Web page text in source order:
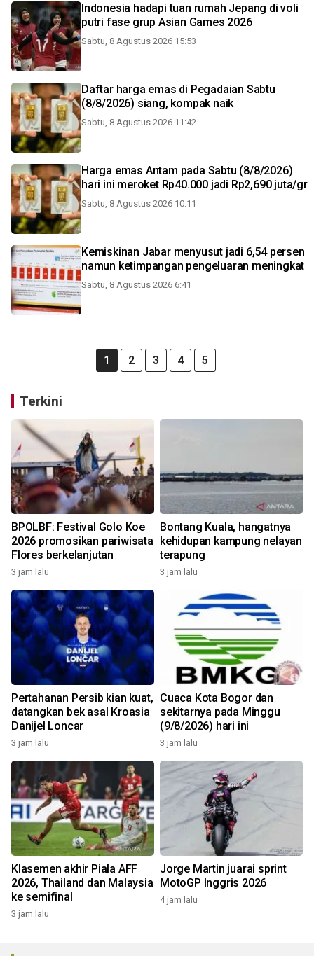
Indonesia hadapi tuan rumah Jepang di voli
putri fase grup Asian Games 2026
Sabtu, 8 Agustus 2026 15:53
Daftar harga emas di Pegadaian Sabtu
(8/8/2026) siang, kompak naik
Sabtu, 8 Agustus 2026 11:42
Harga emas Antam pada Sabtu (8/8/2026)
hari ini meroket Rp40.000 jadi Rp2,690 juta/gr
Sabtu, 8 Agustus 2026 10:11
Kemiskinan Jabar menyusut jadi 6,54 persen
namun ketimpangan pengeluaran meningkat
Sabtu, 8 Agustus 2026 6:41
1 2 3 4 5
Terkini
BPOLBF: Festival Golo Koe
2026 promosikan pariwisata
Flores berkelanjutan
3 jam lalu
Bontang Kuala, hangatnya
kehidupan kampung nelayan
terapung
3 jam lalu
Pertahanan Persib kian kuat,
datangkan bek asal Kroasia
Danijel Loncar
3 jam lalu
Cuaca Kota Bogor dan
sekitarnya pada Minggu
(9/8/2026) hari ini
3 jam lalu
Klasemen akhir Piala AFF
2026, Thailand dan Malaysia
ke semifinal
3 jam lalu
Jorge Martin juarai sprint
MotoGP Inggris 2026
4 jam lalu